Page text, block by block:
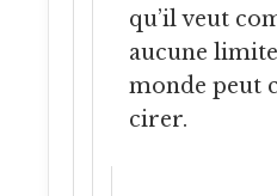
qu’il veut
aucune
monde peut
cirer.